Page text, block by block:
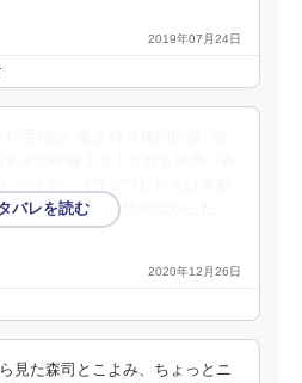
2019年07月24日
物語ででてきた怪談話やった
2020年12月26日
見た森司とこよみ、ちょっとニ